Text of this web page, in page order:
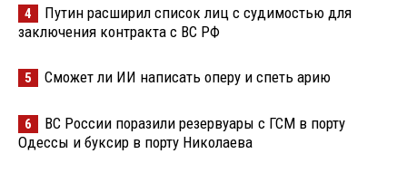
4
Путин расширил список лиц с судимостью для
заключения контракта с ВС РФ
5 Сможет ли ИИ написать оперу и спеть арию
6
ВС России поразили резервуары с ГСМ в порту
Одессы и буксир в порту Николаева